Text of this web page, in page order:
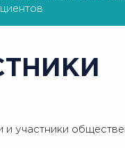
и участники